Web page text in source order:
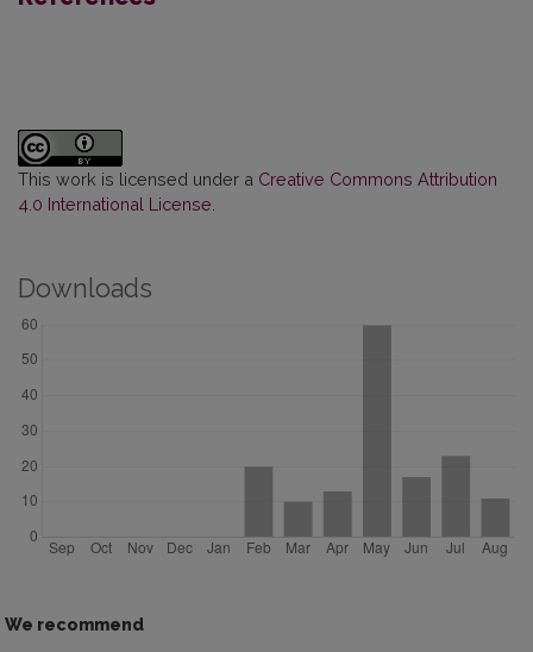
This work is licensed under a Creative Commons Attribution
4.0 International License
Downloads
We recommend